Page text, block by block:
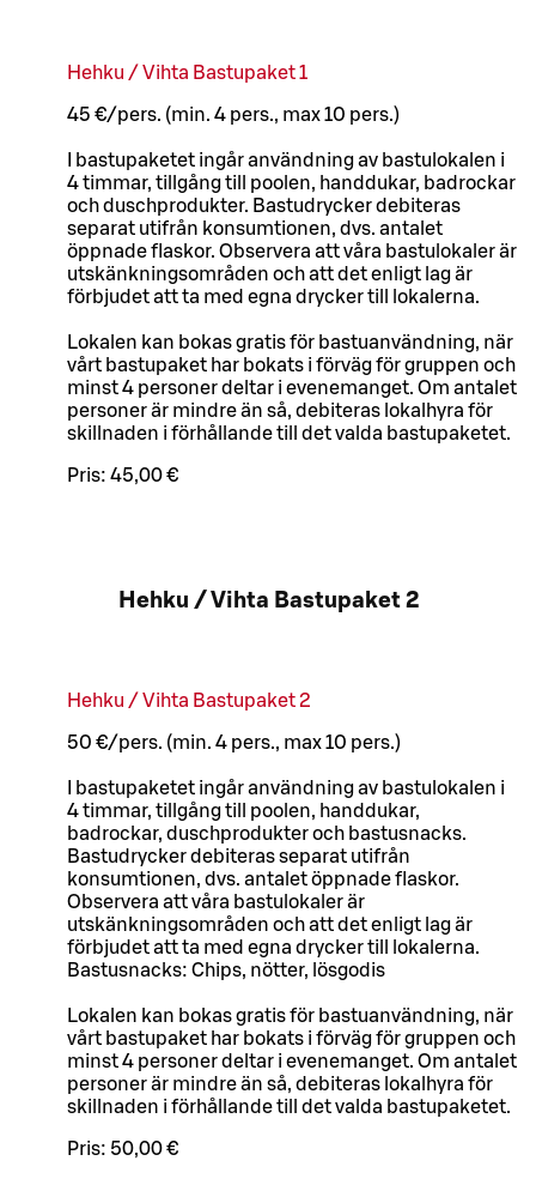
Hehku / Vihta Bastupaket 1
45 €/pers. (min. 4 pers., max 10 pers.)
I bastupaketet ingår användning av bastulokalen i
4 timmar, tillgång till poolen, handdukar, badrockar
och duschprodukter. Bastudrycker debiteras
separat utifrån konsumtionen, dvs. antalet
öppnade flaskor. Observera att våra bastulokaler är
utskänkningsområden och att det enligt lag är
förbjudet att ta med egna drycker till lokalerna.
Lokalen kan bokas gratis för bastuanvändning, när
vårt bastupaket har bokats i förväg för gruppen och
minst 4 personer deltar i evenemanget. Om antalet
personer är mindre än så, debiteras lokalhyra för
skillnaden i förhållande till det valda bastupaketet.
Pris: 45,00 €
Hehku / Vihta Bastupaket 2
Hehku / Vihta Bastupaket 2
50 €/pers. (min. 4 pers., max 10 pers.)
I bastupaketet ingår användning av bastulokalen i
4 timmar, tillgång till poolen, handdukar,
badrockar, duschprodukter och bastusnacks.
Bastudrycker debiteras separat utifrån
konsumtionen, dvs. antalet öppnade flaskor.
Observera att våra bastulokaler är
utskänkningsområden och att det enligt lag är
förbjudet att ta med egna drycker till lokalerna.
Bastusnacks: Chips, nötter, lösgodis
Lokalen kan bokas gratis för bastuanvändning, när
vårt bastupaket har bokats i förväg för gruppen och
minst 4 personer deltar i evenemanget. Om antalet
personer är mindre än så, debiteras lokalhyra för
skillnaden i förhållande till det valda bastupaketet.
Pris: 50,00 €